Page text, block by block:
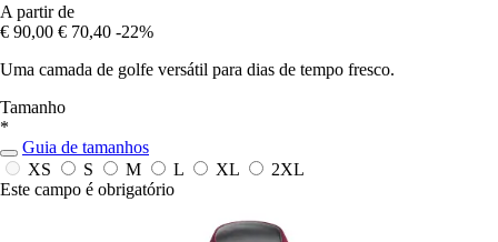
A partir de
€ 90,00 € 70,40 -22%
Uma camada de golfe versátil para dias de tempo fresco.
Tamanho
*
Guia de tamanhos
XS
S M L XL
2XL
Este campo é obrigatório